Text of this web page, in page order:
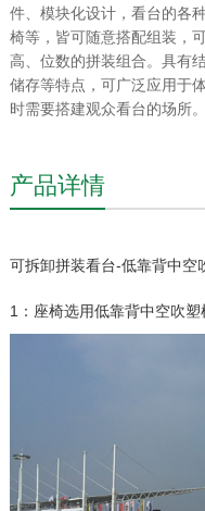
件、模块化设计，看台的各
椅等，皆可随意搭配组装，
高、位数的拼装组合。具有
储存等特点，可广泛应用于
时需要搭建观众看台的场所。
产品详情
可拆卸拼装看台-低靠背中空
1：座椅选用低靠背中空吹塑